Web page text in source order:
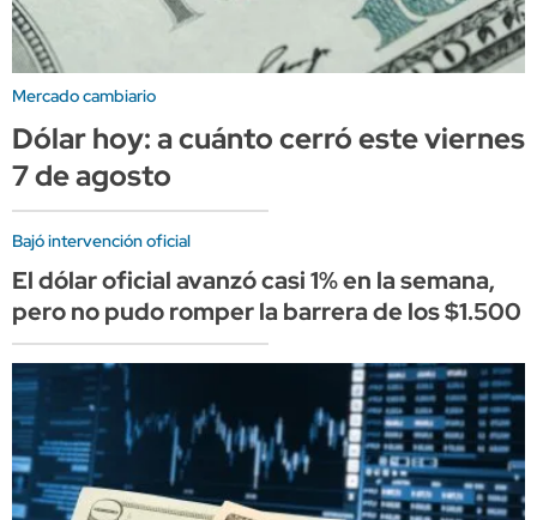
Mercado cambiario
Dólar hoy: a cuánto cerró este viernes
7 de agosto
Bajó intervención oficial
El dólar oficial avanzó casi 1% en la semana,
pero no pudo romper la barrera de los $1.500